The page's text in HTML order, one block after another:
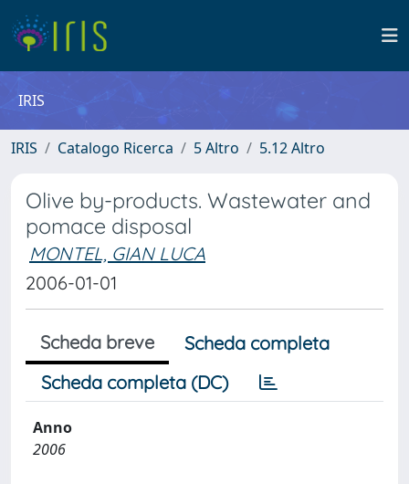
IRIS
IRIS Catalogo Ricerca 5 Altro 5.12 Altro
Olive by-products. Wastewater and
pomace disposal
MONTEL, GIAN LUCA
2006-01-01
Scheda breve
Scheda completa
Scheda completa (DC)
Anno
2006